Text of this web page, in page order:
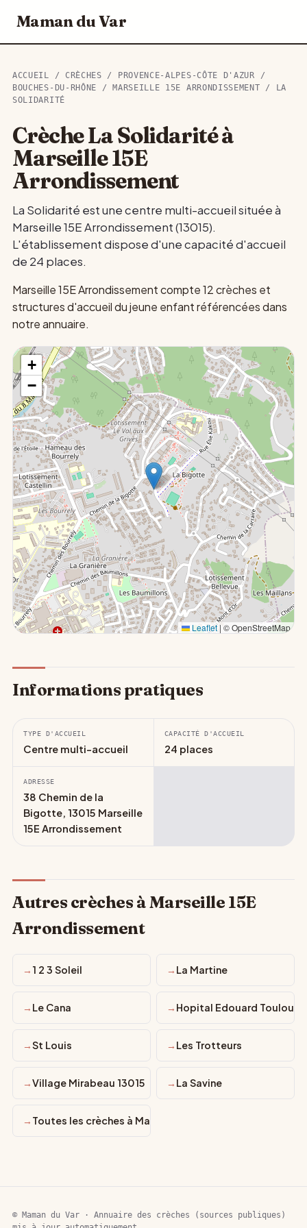
Maman du Var
ACCUEIL / CRÈCHES / PROVENCE-ALPES-CÔTE D'AZUR /
BOUCHES-DU-RHÔNE / MARSEILLE 15E ARRONDISSEMENT / LA
SOLIDARITÉ
Crèche La Solidarité à
Marseille 15E
Arrondissement
La Solidarité est une centre multi-accueil située à
Marseille 15E Arrondissement (13015).
L'établissement dispose d'une capacité d'accueil
de 24 places.
Marseille 15E Arrondissement compte 12 crèches et
structures d'accueil du jeune enfant référencées dans
notre annuaire.
+
−
Leaflet | © OpenStreetMap
Informations pratiques
TYPE D'ACCUEIL
Centre multi-accueil
CAPACITÉ D'ACCUEIL
24 places
ADRESSE
38 Chemin de la
Bigotte, 13015 Marseille
15E Arrondissement
Autres crèches à Marseille 15E
Arrondissement
1 2 3 Soleil La Martine
Le Cana Hopital Edouard Toulouse
St Louis Les Trotteurs
Village Mirabeau 13015 La Savine
Toutes les crèches à Marseille 15E Arrondissement
© Maman du Var · Annuaire des crèches (sources publiques)